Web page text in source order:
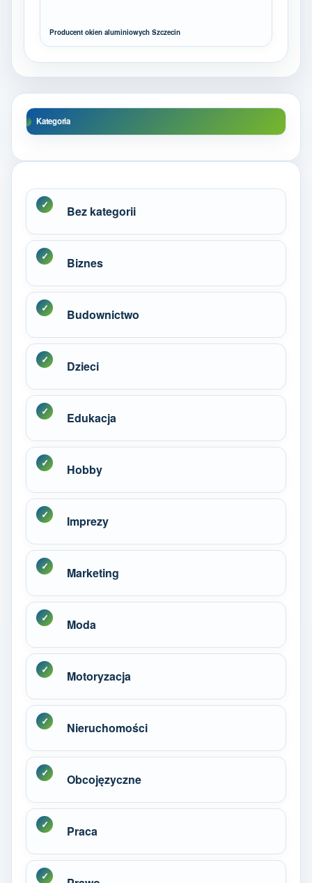
Producent okien aluminiowych Szczecin
Kategoria
Bez kategorii
Biznes
Budownictwo
Dzieci
Edukacja
Hobby
Imprezy
Marketing
Moda
Motoryzacja
Nieruchomości
Obcojęzyczne
Praca